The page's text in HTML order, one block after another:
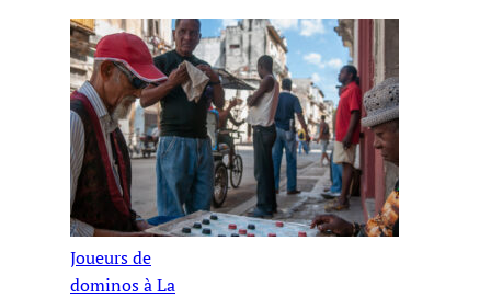
Joueurs de
dominos à La